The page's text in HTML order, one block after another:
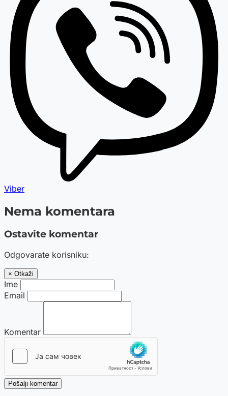
Viber
Nema komentara
Ostavite komentar
Odgovarate korisniku:
× Otkaži
Ime
Email
Komentar
Pošalji komentar